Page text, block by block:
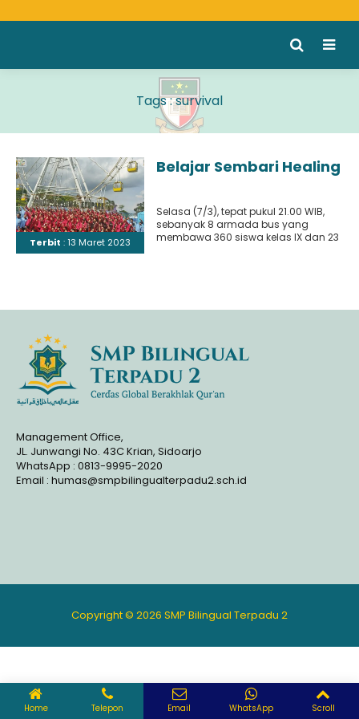
Tags : survival
Terbit : 13 Maret 2023
Belajar Sembari Healing
Selasa (7/3), tepat pukul 21.00 WIB,
sebanyak 8 armada bus yang
membawa 360 siswa kelas IX dan 23
Management Office,
JL. Junwangi No. 43C Krian, Sidoarjo
WhatsApp : 0813-9995-2020
Email : humas@smpbilingualterpadu2.sch.id
Copyright © 2026 SMP Bilingual Terpadu 2
Home Telepon Email WhatsApp Scroll